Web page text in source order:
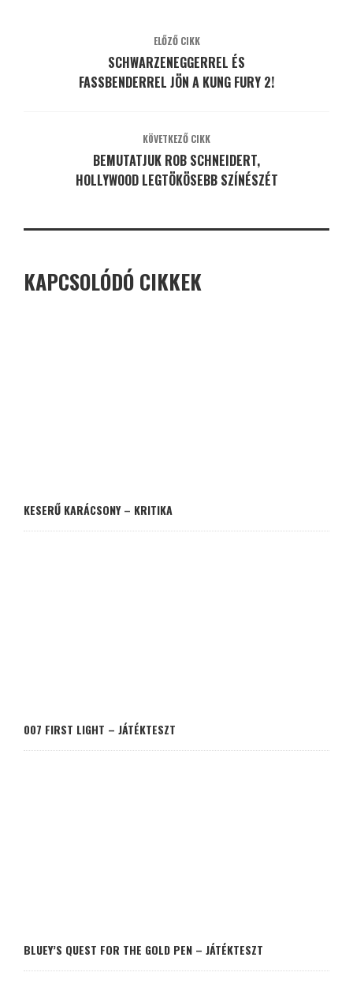
ELŐZŐ CIKK
SCHWARZENEGGERREL ÉS
FASSBENDERREL JÖN A KUNG FURY 2!
KÖVETKEZŐ CIKK
BEMUTATJUK ROB SCHNEIDERT,
HOLLYWOOD LEGTÖKÖSEBB SZÍNÉSZÉT
KAPCSOLÓDÓ CIKKEK
KESERŰ KARÁCSONY – KRITIKA
007 FIRST LIGHT – JÁTÉKTESZT
BLUEY’S QUEST FOR THE GOLD PEN – JÁTÉKTESZT